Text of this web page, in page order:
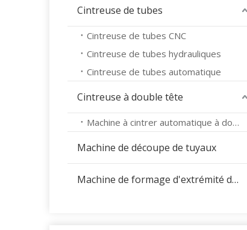
Cintreuse de tubes
Cintreuse de tubes CNC
Cintreuse de tubes hydrauliques
Cintreuse de tubes automatique
Cintreuse à double tête
Machine à cintrer automatique à double tête
Machine de découpe de tuyaux
Machine de formage d'extrémité de tuyau